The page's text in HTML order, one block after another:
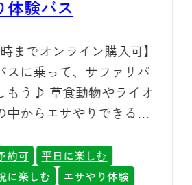
東周辺のおすすめ夏旅
購入はこちら
体験バス
時までオンライン購入可】
スに乗って、サファリパ
もう♪ 草食動物やライオ
中からエサやりできる体
約可
平日に楽しむ
に楽しむ
エサやり体験